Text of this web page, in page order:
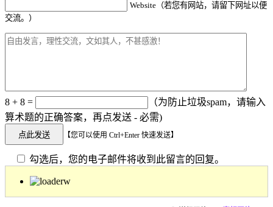
Website（若您有网站，请留下网址以便
交流。）
8 + 8 =
（为防止垃圾spam，请输入
算术题的正确答案，再点发送 - 必需)
【您可以使用 Ctrl+Enter 快速发送】
勾选后，您的电子邮件将收到此留言的回复。